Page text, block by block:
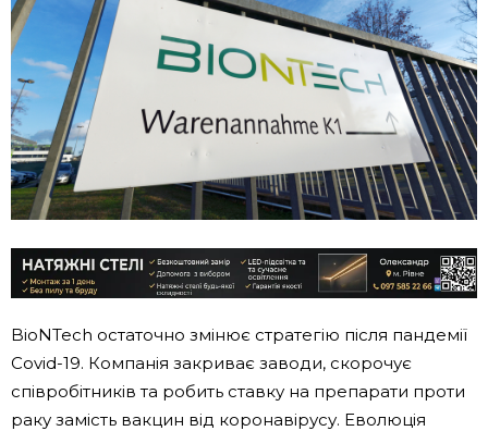
BioNTech остаточно змінює стратегію після пандемії
Covid-19. Компанія закриває заводи, скорочує
співробітників та робить ставку на препарати проти
раку замість вакцин від коронавірусу. Еволюція